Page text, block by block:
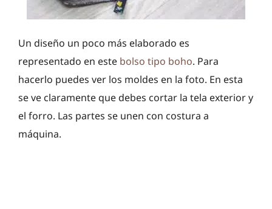
Un diseño un poco más elaborado es
representado en este bolso tipo boho. Para
hacerlo puedes ver los moldes en la foto. En esta
se ve claramente que debes cortar la tela exterior y
el forro. Las partes se unen con costura a
máquina.